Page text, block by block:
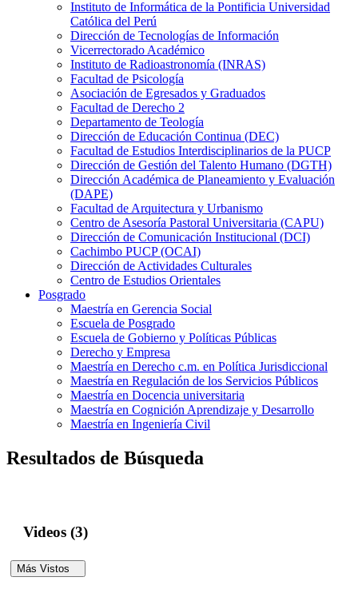
Instituto de Informática de la Pontificia Universidad
Católica del Perú
Dirección de Tecnologías de Información
Vicerrectorado Académico
Instituto de Radioastronomía (INRAS)
Facultad de Psicología
Asociación de Egresados y Graduados
Facultad de Derecho 2
Departamento de Teología
Dirección de Educación Continua (DEC)
Facultad de Estudios Interdisciplinarios de la PUCP
Dirección de Gestión del Talento Humano (DGTH)
Dirección Académica de Planeamiento y Evaluación
(DAPE)
Facultad de Arquitectura y Urbanismo
Centro de Asesoría Pastoral Universitaria (CAPU)
Dirección de Comunicación Institucional (DCI)
Cachimbo PUCP (OCAI)
Dirección de Actividades Culturales
Centro de Estudios Orientales
Posgrado
Maestría en Gerencia Social
Escuela de Posgrado
Escuela de Gobierno y Políticas Públicas
Derecho y Empresa
Maestría en Derecho c.m. en Política Jurisdiccional
Maestría en Regulación de los Servicios Públicos
Maestría en Docencia universitaria
Maestría en Cognición Aprendizaje y Desarrollo
Maestría en Ingeniería Civil
Resultados de Búsqueda
Videos (3)
Más Vistos